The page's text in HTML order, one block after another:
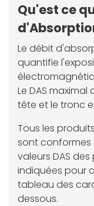
Qu'est ce
Le débit
quantifie
Le DAS
tête et le tronc
Tous les
sont conformes
valeurs DAS
indiquées pour
tableau des
dessous.